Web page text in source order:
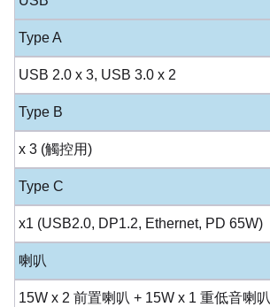
Type A
USB 2.0 x 3, USB 3.0 x 2
Type B
x 3 (觸控用)
Type C
x1 (USB2.0, DP1.2, Ethernet, PD 65W)
喇叭
15W x 2 前置喇叭 + 15W x 1 重低音喇叭